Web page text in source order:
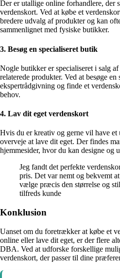
Der er utallige online forhandlere, der
verdenskort. Ved at købe et
bredere udvalg af produkter og kan
sammenlignet med fysiske butikker.
3. Besøg en specialiseret butik
Nogle butikker er specialiseret i salg
relaterede produkter. Ved at besøge
ekspertrådgivning og finde et
behov.
4. Lav dit eget verdenskort
Hvis du er kreativ og gerne vil have et
overveje at lave dit eget. Der findes
hjemmesider, hvor du kan designe og
Jeg fandt det perfekte
pris. Det var nemt og bekvemt
vælge præcis den størrelse og
tilfreds kunde
Konklusion
Uanset om du foretrækker at købe et
online eller lave dit eget, er der flere
DBA. Ved at udforske forskellige
verdenskort, der passer til dine